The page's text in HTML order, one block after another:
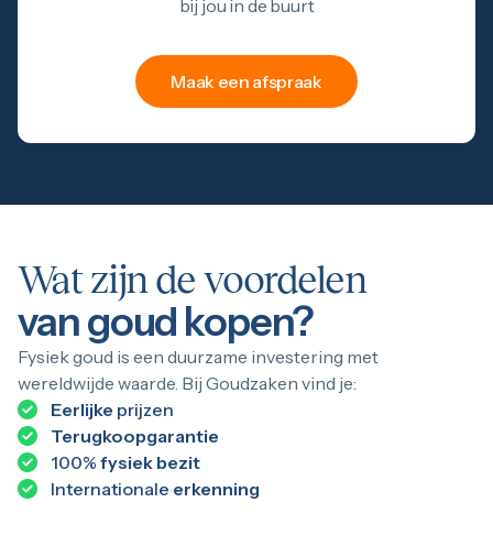
bij jou in de buurt
Maak een afspraak
Wat zijn de voordelen
van goud kopen?
Fysiek goud is een duurzame investering met
wereldwijde waarde. Bij Goudzaken vind je:
Eerlijke prijzen
Terugkoopgarantie
100% fysiek bezit
Internationale erkenning